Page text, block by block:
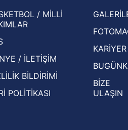
olan manşetler!
Avrupa Ligi'nde 3. Ön
rakipleri belli oldu!
/ MİLLİ
/ İLETİŞİM
BİLDİRİMİ
POLİTİKASI
KARİYER
BİZE
ULAŞIN